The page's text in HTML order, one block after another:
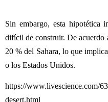
Sin embargo, esta hipotética
difícil de construir. De acuerdo
20 % del Sahara, lo que
o los Estados Unidos.
https://www.livescience.com/
desert.html